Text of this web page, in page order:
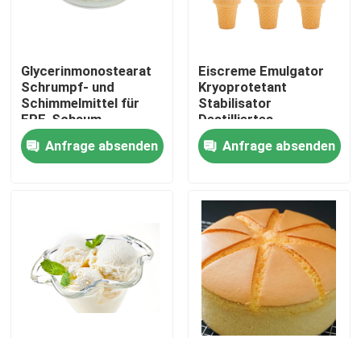
Haus
Produkte
VR-Show
Über uns
Glycerinmonostearat
Schrumpf- und
Schimmelmittel für
EPE-Schaum
Anfrage absenden
Eiscreme Emulgator
Kryoprotetant
Stabilisator
Destilliertes
Monoglycerid E471
Anfrage absenden